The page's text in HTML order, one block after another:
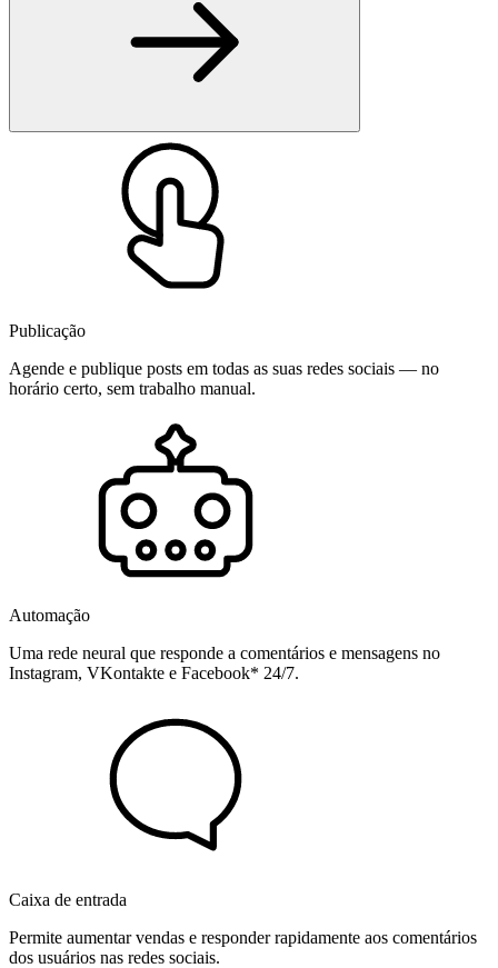
Publicação
Agende e publique posts em todas as suas redes sociais — no
horário certo, sem trabalho manual.
Automação
Uma rede neural que responde a comentários e mensagens no
Instagram, VKontakte e Facebook* 24/7.
Caixa de entrada
Permite aumentar vendas e responder rapidamente aos comentários
dos usuários nas redes sociais.